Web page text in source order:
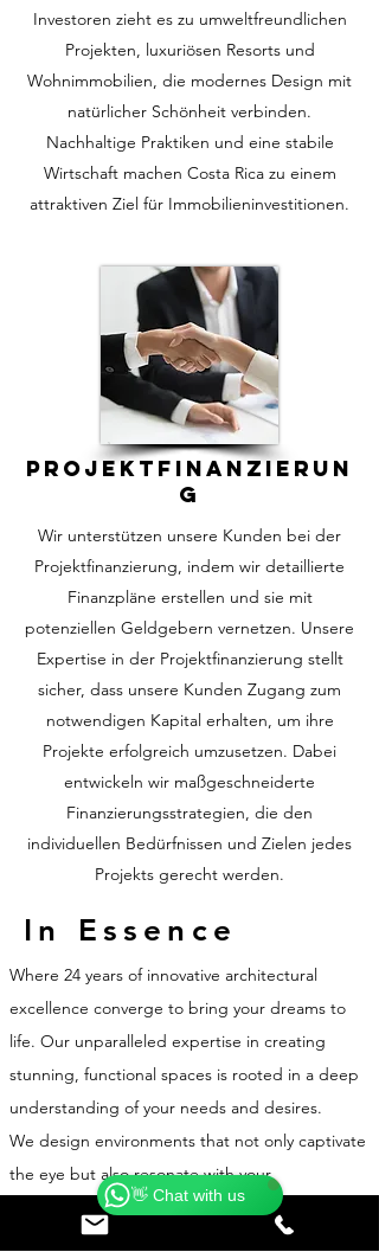
Investoren zieht es zu umweltfreundlichen
Projekten, luxuriösen Resorts und
Wohnimmobilien, die modernes Design mit
natürlicher Schönheit verbinden.
Nachhaltige Praktiken und eine stabile
Wirtschaft machen Costa Rica zu einem
attraktiven Ziel für Immobilieninvestitionen.
Projektfinanzierun
g
Wir unterstützen unsere Kunden bei der
Projektfinanzierung, indem wir detaillierte
Finanzpläne erstellen und sie mit
potenziellen Geldgebern vernetzen. Unsere
Expertise in der Projektfinanzierung stellt
sicher, dass unsere Kunden Zugang zum
notwendigen Kapital erhalten, um ihre
Projekte erfolgreich umzusetzen. Dabei
entwickeln wir maßgeschneiderte
Finanzierungsstrategien, die den
individuellen Bedürfnissen und Zielen jedes
Projekts gerecht werden.
In Essence
Where 24 years of innovative architectural
excellence converge to bring your dreams to
life. Our unparalleled expertise in creating
stunning, functional spaces is rooted in a deep
understanding of your needs and desires.
We design environments that not only captivate
the eye but also resonate with your
subconscious, fostering comfort, inspiration,
and productivity.
👋 Chat with us
🗓️ Opening Hours: Mon-Fri 9:00 - 16:00
Catherine